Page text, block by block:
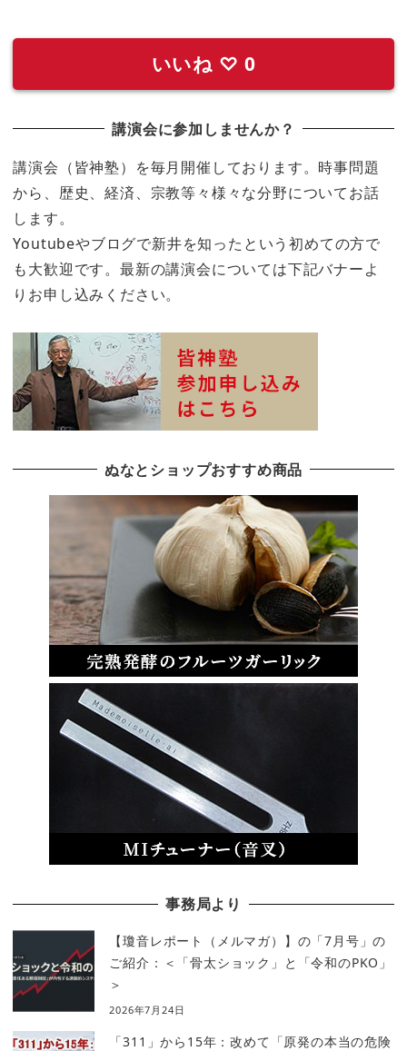
いいね ♡ 0
講演会に参加しませんか？
講演会（皆神塾）を毎月開催しております。時事問題
から、歴史、経済、宗教等々様々な分野についてお話
します。
Youtubeやブログで新井を知ったという初めての方で
も大歓迎です。最新の講演会については下記バナーよ
りお申し込みください。
ぬなとショップおすすめ商品
事務局より
【瓊音レポート（メルマガ）】の「7月号」の
ご紹介：＜「骨太ショック」と「令和のPKO」
＞
2026年7月24日
「311」から15年：改めて「原発の本当の危険